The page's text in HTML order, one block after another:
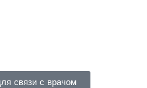
связи с врачом